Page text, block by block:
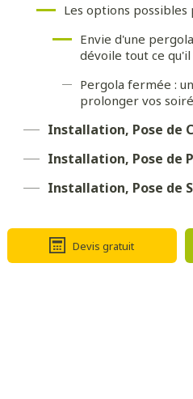
Les options
Envie d'une
dévoile tout ce
Pergola fermée :
prolonger vos
Installation, Pose de
Installation, Pose de
Installation, Pose de
Devis gratuit